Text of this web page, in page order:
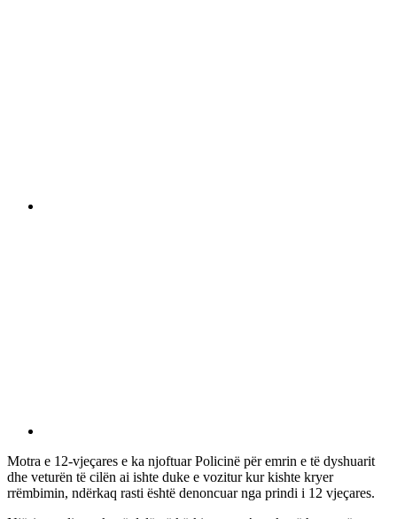
Motra e 12-vjeçares e ka njoftuar Policinë për emrin e të dyshuarit
dhe veturën të cilën ai ishte duke e vozitur kur kishte kryer
rrëmbimin, ndërkaq rasti është denoncuar nga prindi i 12 vjeçares.